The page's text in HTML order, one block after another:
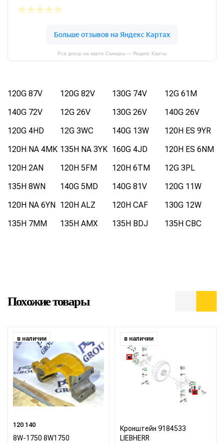
Pca group на карте Самары — Яндекс Карты
120G 87V 120G 82V 130G 74V
12G 61M
140G 72V
12G 26V 130G 26V
140G 26V
120G 4HD
12G 3WC 140G 13W
120H ES 9YR
120H NA 4MK 135H NA 3YK 160G 4JD
120H ES 6NM
120H 2AN
120H 5FM 120H 6TM
12G 3PL
135H 8WN
140G 5MD 140G 81V
120G 11W
120H NA 6YN 120H ALZ 120H CAF
130G 12W
135H 7MM
135H AMX 135H BDJ 135H CBC
Похожие товары
в наличии
120 140
8W-1750 8W1750
в наличии
Кронштейн 9184533
LIEBHERR